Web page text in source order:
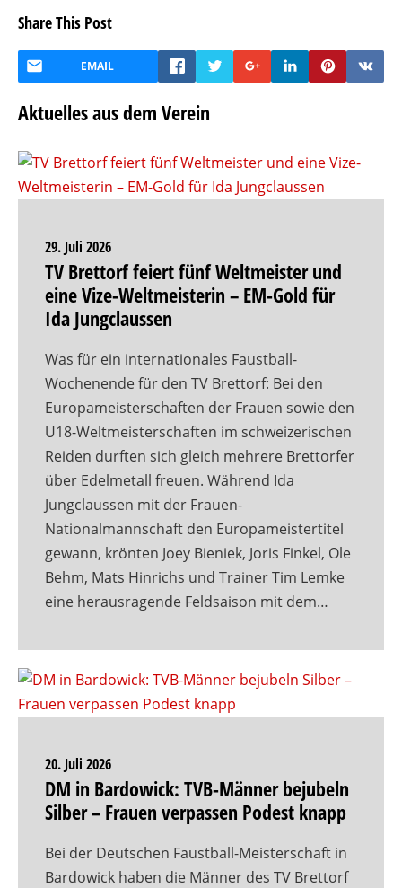
Share This Post
EMAIL
Aktuelles aus dem Verein
29. Juli 2026
TV Brettorf feiert fünf Weltmeister und
eine Vize-Weltmeisterin – EM-Gold für
Ida Jungclaussen
Was für ein internationales Faustball-
Wochenende für den TV Brettorf: Bei den
Europameisterschaften der Frauen sowie den
U18-Weltmeisterschaften im schweizerischen
Reiden durften sich gleich mehrere Brettorfer
über Edelmetall freuen. Während Ida
Jungclaussen mit der Frauen-
Nationalmannschaft den Europameistertitel
gewann, krönten Joey Bieniek, Joris Finkel, Ole
Behm, Mats Hinrichs und Trainer Tim Lemke
eine herausragende Feldsaison mit dem…
20. Juli 2026
DM in Bardowick: TVB-Männer bejubeln
Silber – Frauen verpassen Podest knapp
Bei der Deutschen Faustball-Meisterschaft in
Bardowick haben die Männer des TV Brettorf